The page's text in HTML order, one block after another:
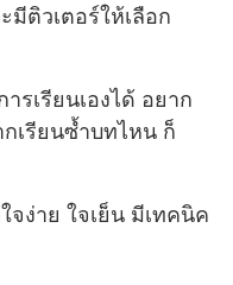
มีติวเตอร์ให้เลือก
รเรียนเองได้ อยาก
เรียนซ้ำบทไหน ก็
จง่าย ใจเย็น มีเทคนิค